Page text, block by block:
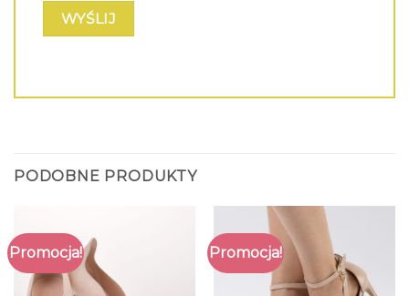
PODOBNE PRODUKTY
Promocja! Promocja!